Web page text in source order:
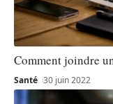
Comment joindre
Santé 30 juin 2022